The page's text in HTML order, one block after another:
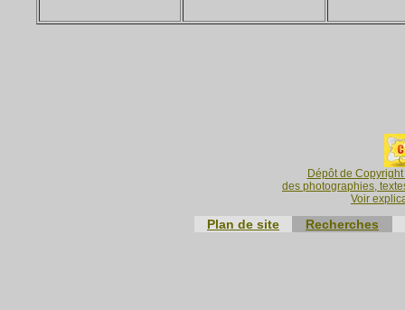
Dépôt de
des photographies,
Voir
Plan de site Recherches